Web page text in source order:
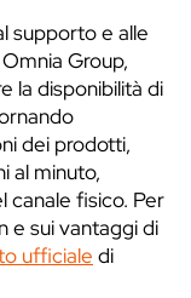
supporto e alle
Group,
la disponibilità di
dei prodotti,
al minuto,
canale fisico. Per
e sui vantaggi di
ufficiale di